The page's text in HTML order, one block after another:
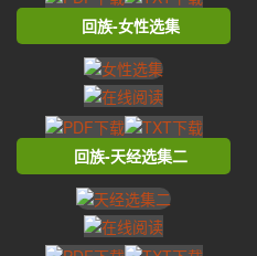
回族-女性选集
回族-天经选集二